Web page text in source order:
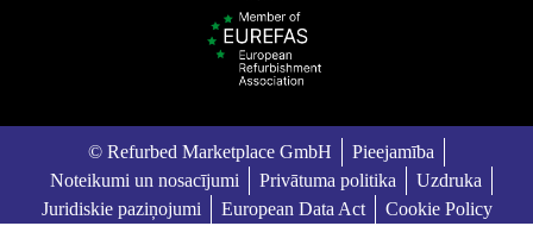
© Refurbed Marketplace GmbH
Pieejamība
Noteikumi un nosacījumi
Privātuma politika
Uzdruka
Juridiskie paziņojumi
European Data Act Cookie Policy